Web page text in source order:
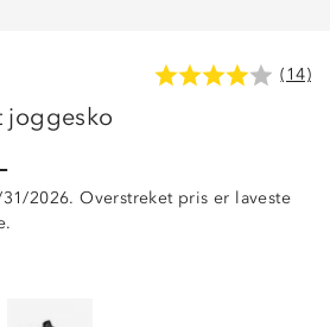
(14)
joggesko
2026. Overstreket pris er laveste